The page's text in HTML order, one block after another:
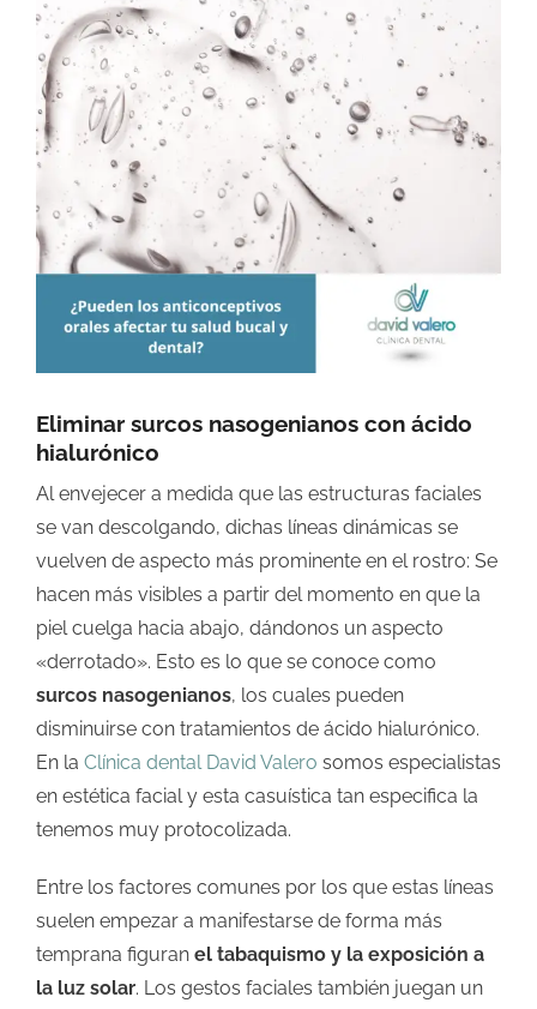
grande
Eliminar surcos nasogenianos con ácido
hialurónico
Al envejecer a medida que las estructuras faciales
se van descolgando, dichas líneas dinámicas se
vuelven de aspecto más prominente en el rostro: Se
hacen más visibles a partir del momento en que la
piel cuelga hacia abajo, dándonos un aspecto
«derrotado». Esto es lo que se conoce como
surcos nasogenianos, los cuales pueden
disminuirse con tratamientos de ácido hialurónico.
En la Clínica dental David Valero somos especialistas
en estética facial y esta casuística tan especifica la
tenemos muy protocolizada.
Entre los factores comunes por los que estas líneas
suelen empezar a manifestarse de forma más
temprana figuran el tabaquismo y la exposición a
la luz solar. Los gestos faciales también juegan un